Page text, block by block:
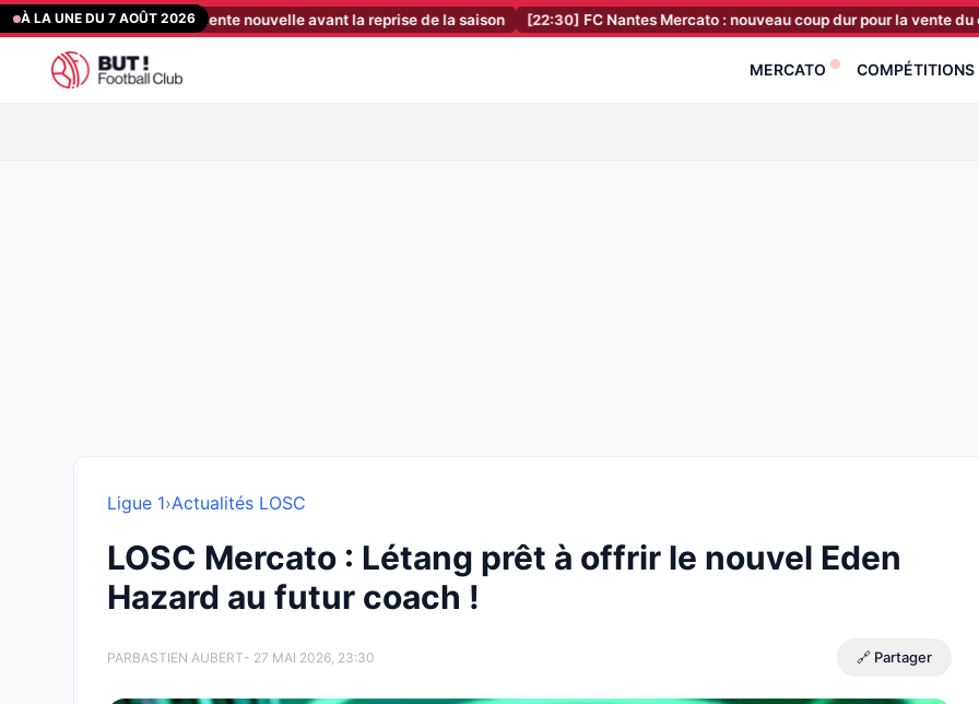
Aller
au
contenu
À LA UNE DU 7 AOÛT 2026
reçoit une excellente nouvelle avant la reprise de la saison [22:30] FC Nantes Mercato : nouveau coup dur pour la vente du club,
MERCATO COMPÉTITIONS
Ligue 1›Actualités LOSC
LOSC Mercato : Létang prêt à offrir le nouvel Eden
Hazard au futur coach !
PARBASTIEN AUBERT- 27 MAI 2026, 23:30 🔗 Partager